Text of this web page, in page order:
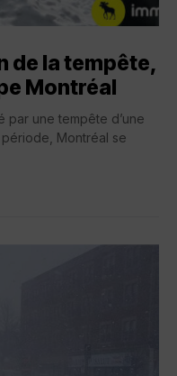
de la tempête,
Montréal
par une tempête d’une
Montréal se